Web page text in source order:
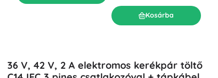
Kosárba
36 V, 42 V, 2 A elektromos kerékpár töltő